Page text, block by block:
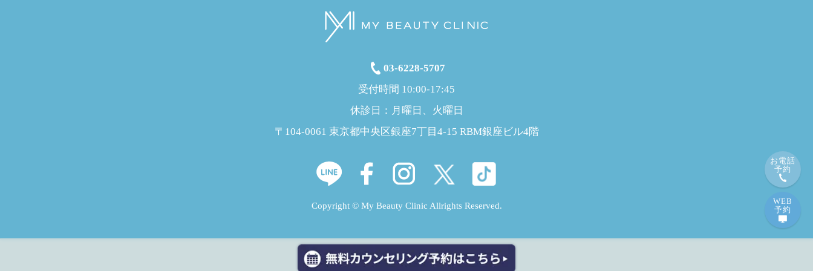
お電話
予約
WEB
予約
03-6228-5707
受付時間 10:00-17:45
休診日：月曜日、火曜日
〒104-0061 東京都中央区銀座7丁目4-15 RBM銀座ビル4階
Copyright © My Beauty Clinic Allrights Reserved.